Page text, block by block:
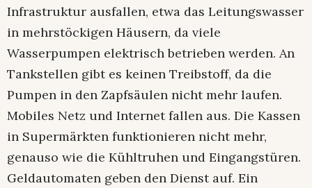
Infrastruktur ausfallen, etwa das Leitungswasser
in mehrstöckigen Häusern, da viele
Wasserpumpen elektrisch betrieben werden. An
Tankstellen gibt es keinen Treibstoff, da die
Pumpen in den Zapfsäulen nicht mehr laufen.
Mobiles Netz und Internet fallen aus. Die Kassen
in Supermärkten funktionieren nicht mehr,
genauso wie die Kühltruhen und Eingangstüren.
Geldautomaten geben den Dienst auf. Ein